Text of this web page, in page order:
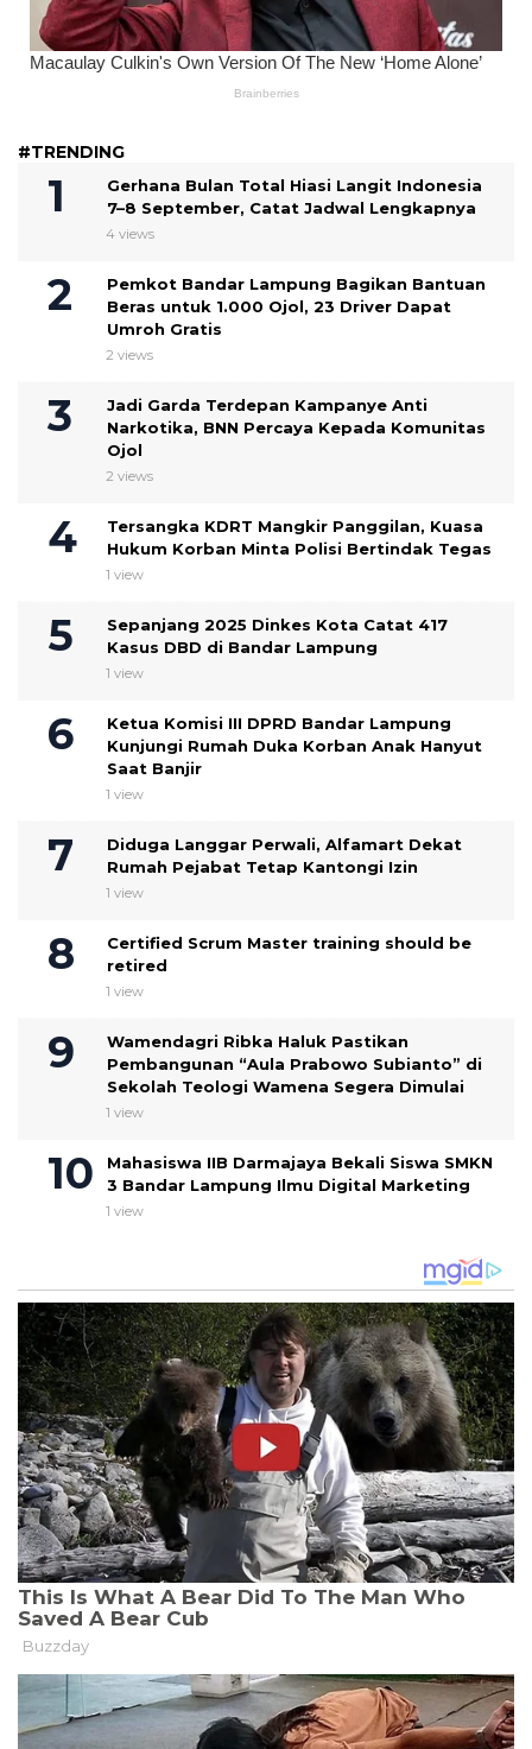
#TRENDING
Gerhana Bulan Total Hiasi Langit Indonesia
7–8 September, Catat Jadwal Lengkapnya
4 views
Pemkot Bandar Lampung Bagikan Bantuan
Beras untuk 1.000 Ojol, 23 Driver Dapat
Umroh Gratis
2 views
Jadi Garda Terdepan Kampanye Anti
Narkotika, BNN Percaya Kepada Komunitas
Ojol
2 views
Tersangka KDRT Mangkir Panggilan, Kuasa
Hukum Korban Minta Polisi Bertindak Tegas
1 view
Sepanjang 2025 Dinkes Kota Catat 417
Kasus DBD di Bandar Lampung
1 view
Ketua Komisi III DPRD Bandar Lampung
Kunjungi Rumah Duka Korban Anak Hanyut
Saat Banjir
1 view
Diduga Langgar Perwali, Alfamart Dekat
Rumah Pejabat Tetap Kantongi Izin
1 view
Certified Scrum Master training should be
retired
1 view
Wamendagri Ribka Haluk Pastikan
Pembangunan “Aula Prabowo Subianto” di
Sekolah Teologi Wamena Segera Dimulai
1 view
Mahasiswa IIB Darmajaya Bekali Siswa SMKN
3 Bandar Lampung Ilmu Digital Marketing
1 view